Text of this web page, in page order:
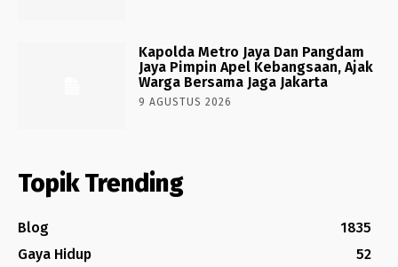
Kapolda Metro Jaya Dan Pangdam
Jaya Pimpin Apel Kebangsaan, Ajak
Warga Bersama Jaga Jakarta
9 AGUSTUS 2026
Topik Trending
Blog
1835
Gaya Hidup
52